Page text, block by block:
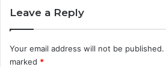
Leave a Reply
Your email address will not be published.
marked *